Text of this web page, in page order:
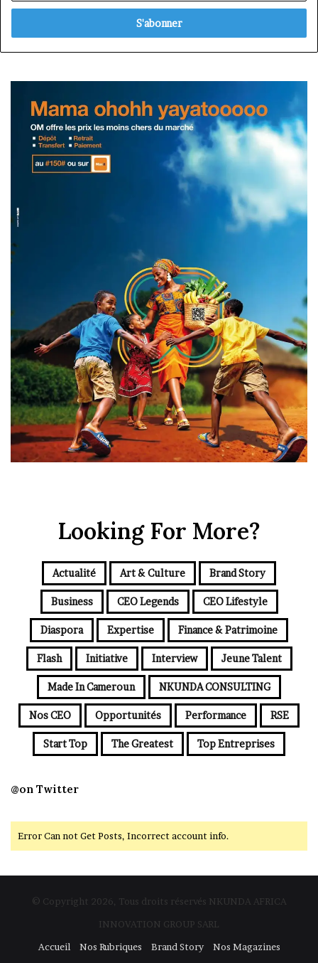
adresse
Looking For More?
Actualité Art & Culture Brand Story
Business CEO Legends CEO Lifestyle
Diaspora Expertise Finance & Patrimoine
Flash Initiative Interview Jeune Talent
Made In Cameroun NKUNDA CONSULTING
Nos CEO Opportunités Performance RSE
Start Top The Greatest Top Entreprises
@on Twitter
Error Can not Get Posts, Incorrect account info.
© Copyright 2026, Tous droits réservés NKUNDA AFRICA
INNOVATION GROUP SARL
Accueil
Nos Rubriques Brand Story Nos Magazines